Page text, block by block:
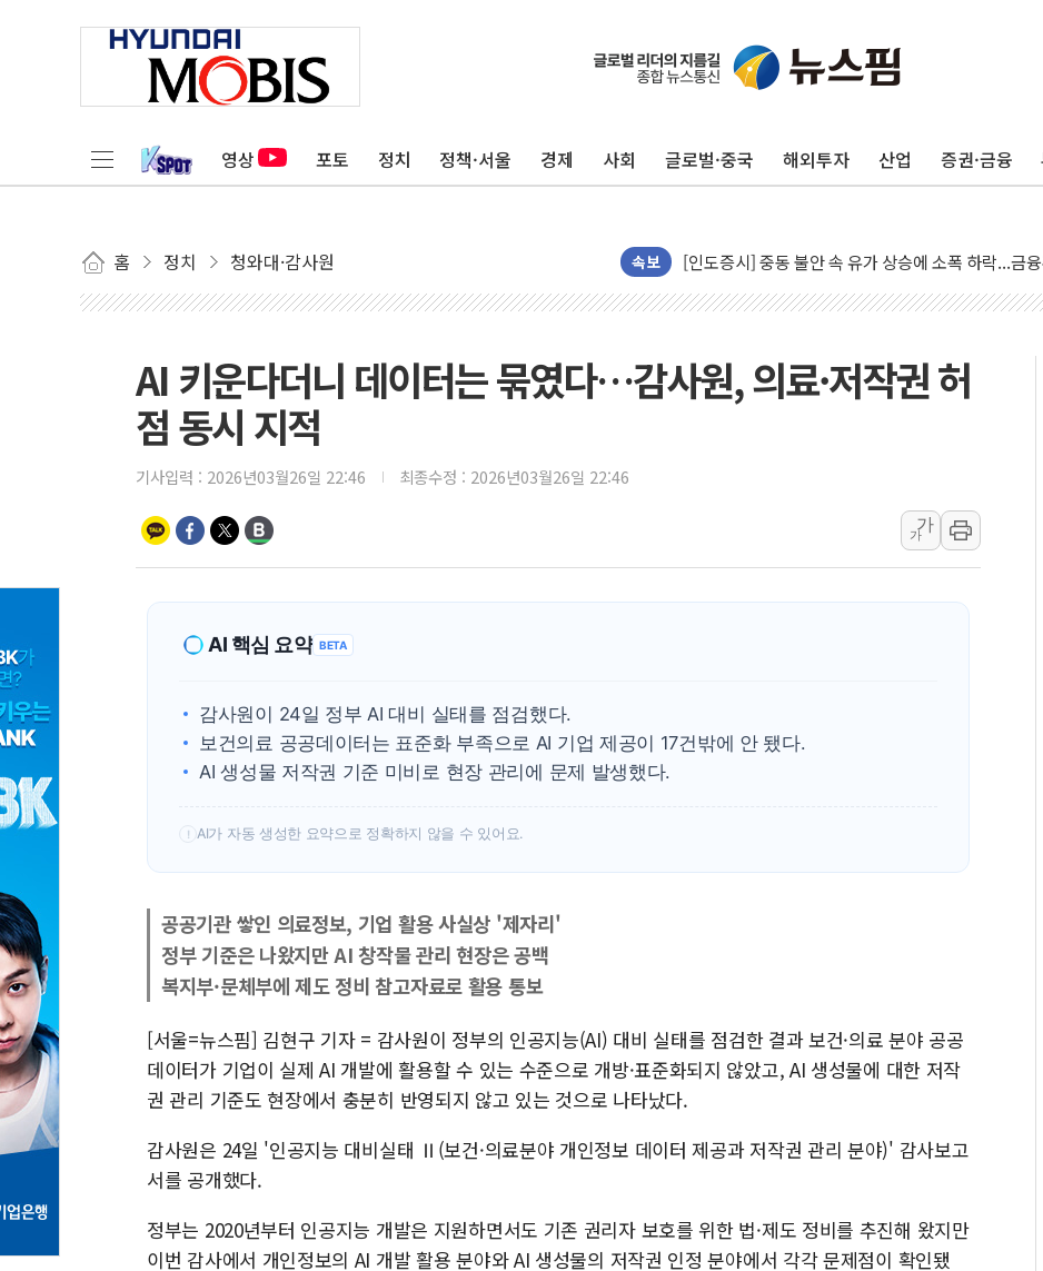
영상 포토 정치 정책·서울 경제 사회 글로벌·중국 해외투자 산업 증권·금융
홈 정치 청와대·감사원 속보
이란와이어 "이란 최고지도자 위독…곧 사망해도 놀
황희 '폐버스 청년주택' SNS 글 역풍에 "정부정책
폭염 누그러지고 가뭄 숙지나...경북동해안권 8~9일
신길동 신축도 3.3㎡당 7250만원…써밋 클라비온 59
용산공원·그린벨트로 또 충돌…반복되는 국토부-서
'찜통더위'에 전력수요 역대 최고치 경신…한낮 총수
후티 반군, 예멘 정부군과 사우디 동시 공격… 위기 고
42.5도 역대급 폭염…동물들도 특별식으로 여름나기 [
40.2도 찍은 서울 등 폭염중대경보 해제…누적 온열
"文정부 악몽 재현 안돼"...李 부동산 세제안에 與
AI 키운다더니 데이터는 묶였다…감사원, 의료·저작권 허
점 동시 지적
기사입력 : 2026년03월26일 22:46 최종수정 : 2026년03월26일 22:46
가
가
AI 핵심 요약 BETA
감사원이 24일 정부 AI 대비 실태를 점검했다.
보건의료 공공데이터는 표준화 부족으로 AI 기업 제공이 17건밖에 안 됐다.
AI 생성물 저작권 기준 미비로 현장 관리에 문제 발생했다.
! AI가 자동 생성한 요약으로 정확하지 않을 수 있어요.
공공기관 쌓인 의료정보, 기업 활용 사실상 '제자리'
정부 기준은 나왔지만 AI 창작물 관리 현장은 공백
복지부·문체부에 제도 정비 참고자료로 활용 통보
[서울=뉴스핌] 김현구 기자 = 감사원이 정부의 인공지능(AI) 대비 실태를 점검한 결과 보건·의료 분야 공공
데이터가 기업이 실제 AI 개발에 활용할 수 있는 수준으로 개방·표준화되지 않았고, AI 생성물에 대한 저작
권 관리 기준도 현장에서 충분히 반영되지 않고 있는 것으로 나타났다.
감사원은 24일 '인공지능 대비실태 Ⅱ(보건·의료분야 개인정보 데이터 제공과 저작권 관리 분야)' 감사보고
서를 공개했다.
정부는 2020년부터 인공지능 개발은 지원하면서도 기존 권리자 보호를 위한 법·제도 정비를 추진해 왔지만
이번 감사에서 개인정보의 AI 개발 활용 분야와 AI 생성물의 저작권 인정 분야에서 각각 문제점이 확인됐